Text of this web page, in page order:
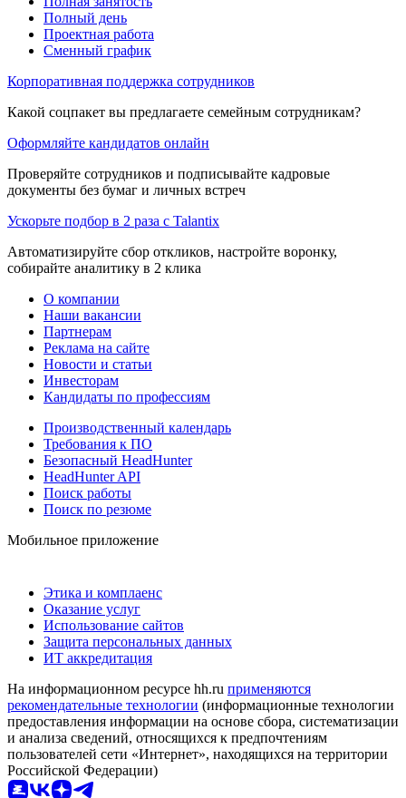
Полный день
Проектная работа
Сменный график
Корпоративная поддержка сотрудников
Какой соцпакет вы предлагаете семейным сотрудникам?
Оформляйте кандидатов онлайн
Проверяйте сотрудников и подписывайте кадровые
документы без бумаг и личных встреч
Ускорьте подбор в 2 раза с Talantix
Автоматизируйте сбор откликов, настройте воронку,
собирайте аналитику в 2 клика
О компании
Наши вакансии
Партнерам
Реклама на сайте
Новости и статьи
Инвесторам
Кандидаты по профессиям
Производственный календарь
Требования к ПО
Безопасный HeadHunter
HeadHunter API
Поиск работы
Поиск по резюме
Мобильное приложение
Этика и комплаенс
Оказание услуг
Использование сайтов
Защита персональных данных
ИТ аккредитация
На информационном ресурсе hh.ru применяются
рекомендательные технологии (информационные технологии
предоставления информации на основе сбора, систематизации
и анализа сведений, относящихся к предпочтениям
пользователей сети «Интернет», находящихся на территории
Российской Федерации)